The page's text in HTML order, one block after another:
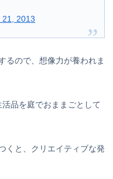
21, 2013
るので、想像力が養われま
品を庭でおままごとして
くと、クリエイティブな発